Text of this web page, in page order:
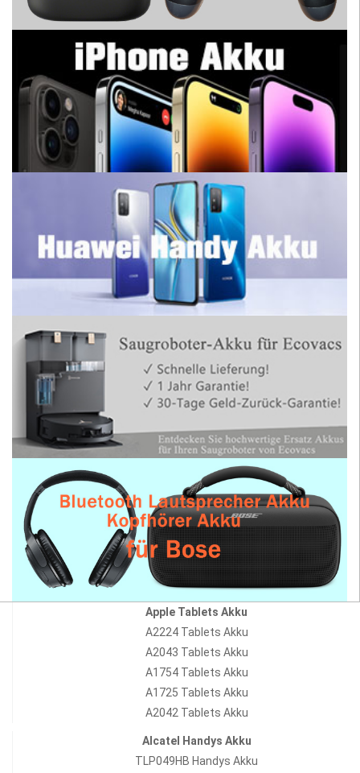
Apple Tablets Akku
A2224 Tablets Akku
A2043 Tablets Akku
A1754 Tablets Akku
A1725 Tablets Akku
A2042 Tablets Akku
Alcatel Handys Akku
TLP049HB Handys Akku